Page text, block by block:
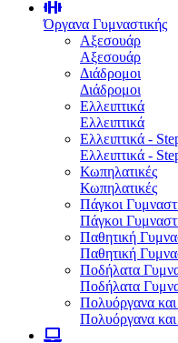
Όργανα Γυμναστικής
Αξεσουάρ
Αξεσουάρ
Διάδρομοι
Διάδρομοι
Ελλειπτικά
Ελλειπτικά
Ελλειπτικά -
Ελλειπτικά -
Κωπηλατικές
Κωπηλατικές
Πάγκοι
Πάγκοι
Παθητική
Παθητική
Ποδήλατα
Ποδήλατα
Πολυόργανα
Πολυόργανα